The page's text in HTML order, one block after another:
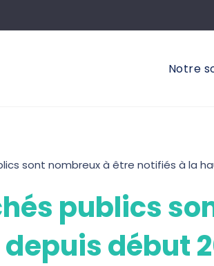
Notre
sont nombreux à être notifiés à la
publics
début